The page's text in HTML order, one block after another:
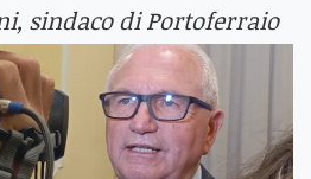
sindaco di Portoferraio